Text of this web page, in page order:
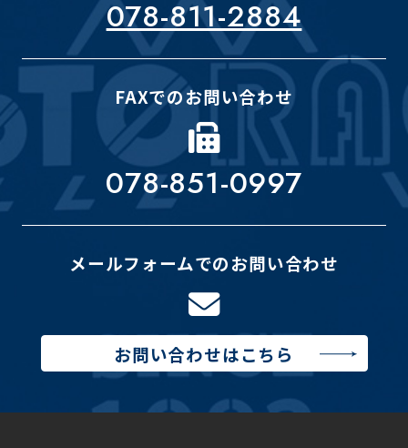
078-811-2884
FAXでのお問い合わせ
078-851-0997
メールフォームでのお問い合わせ
お問い合わせはこちら